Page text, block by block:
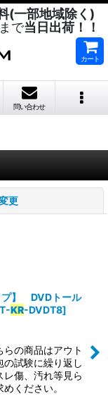
(一部地域除く)
で当日出荷！！
カート
問い合わせ
更
プ】 DVDトール
KR-DVDT8]
らの商品はアウト
の試験に繰り返し
傷、汚れ等見ら
ください。